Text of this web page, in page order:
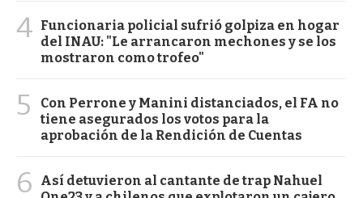
4 Funcionaria policial sufrió golpiza en hogar
del INAU: "Le arrancaron mechones y se los
mostraron como trofeo"
5
Con Perrone y Manini distanciados, el FA no
tiene asegurados los votos para la
aprobación de la Rendición de Cuentas
6
Así detuvieron al cantante de trap Nahuel